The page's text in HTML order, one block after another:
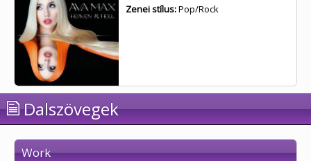
Zenei stílus:Pop/Rock
Dalszövegek
Work